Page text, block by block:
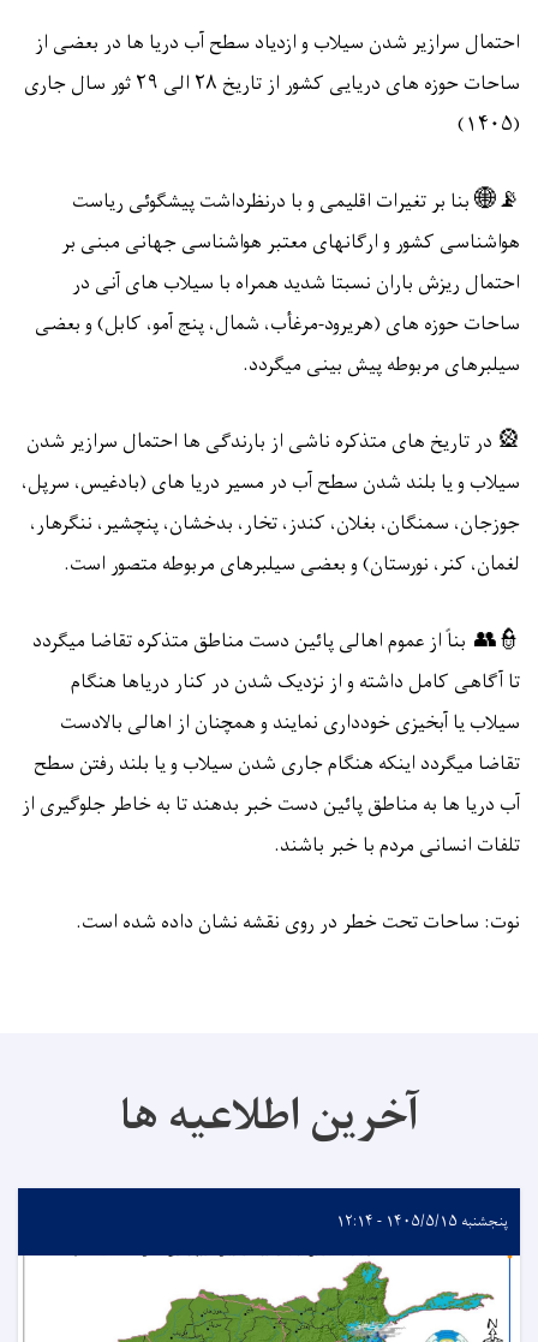
احتمال سرازیر شدن سیلاب و ازدیاد سطح آب دریا ها در بعضی از
ساحات حوزه های دریایی کشور از تاریخ ۲۸ الی ۲۹ثور سال جاری
(۱۴۰۵)
📡🌐بنا بر تغیرات اقلیمی و با درنظرداشت پیشگوئی ریاست
هواشناسی کشور و ارگانهای معتبر هواشناسی جهانی مبنی بر
احتمال ریزش باران نسبتا شدید همراه با سیلاب های آنی در
ساحات حوزه های (هریرود-مرغأب، شمال، پنج آمو، کابل) و بعضی
سیلبرهای مربوطه پیش بینی میگردد.
🎡 در تاریخ های متذکره ناشی از بارندگی ها احتمال سرازیر شدن
سیلاب و یا بلند شدن سطح آب در مسیر دریا های (بادغیس، سرپل،
جوزجان، سمنگان، بغلان، کندز، تخار، بدخشان، پنچشیر، ننگرهار،
لغمان، کنر، نورستان) و بعضی سیلبرهای مربوطه متصور است.
👮👥 بناً از عموم اهالی پائین دست مناطق متذکره تقاضا میگردد
تا آگاهی کامل داشته و از نزدیک شدن در کنار دریاها هنگام
سیلاب یا آبخیزی خودداری نمایند و همچنان از اهالی بالادست
تقاضا میگردد اینکه هنگام جاری شدن سیلاب و یا بلند رفتن سطح
آب دریا ها به مناطق پائین دست خبر بدهند تا به خاطر جلوگیری از
تلفات انسانی مردم با خبر باشند.
نوت: ساحات تحت خطر در روی نقشه نشان داده شده است.
آخرین اطلاعیه ها
پنجشنبه ۱۴۰۵/۵/۱۵ - ۱۲:۱۴